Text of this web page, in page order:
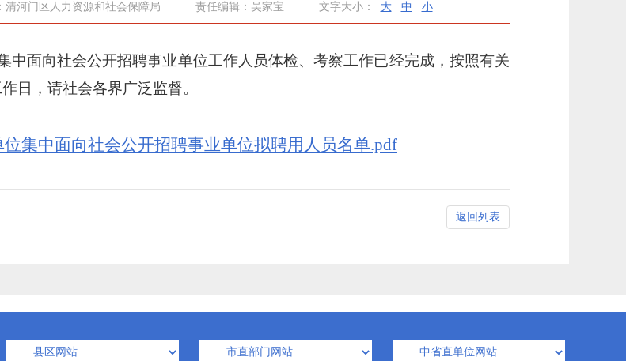
清河门区人力资源和社会保障局 责任编辑：吴家宝 文字大小： 大 中 小
中面向社会公开招聘事业单位工作人员体检、考察工作已经完成，按照有关
日，请社会各界广泛监督。
集中面向社会公开招聘事业单位拟聘用人员名单.pdf
返回列表